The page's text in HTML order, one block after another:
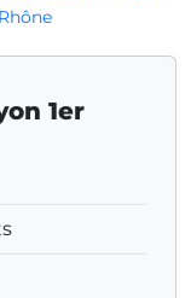
1er